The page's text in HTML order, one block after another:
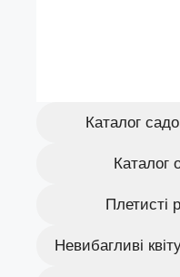
Каталог
Каталог
Плетисті
Невибагливі